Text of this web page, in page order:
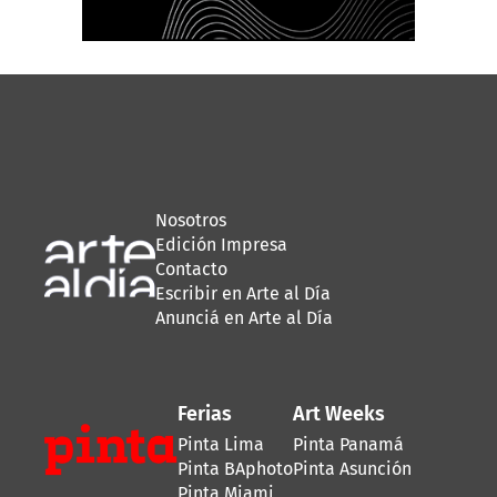
Nosotros
Edición Impresa
Contacto
Escribir en Arte al Día
Anunciá en Arte al Día
Ferias
Pinta Lima
Pinta BAphoto
Art Weeks
Pinta Panamá
Pinta Asunción